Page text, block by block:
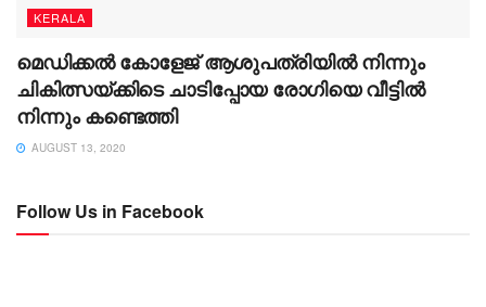
KERALA
മെഡിക്കൽ കോളേജ് ആശുപത്രിയിൽ നിന്നും
ചികിത്സയ്ക്കിടെ ചാടിപ്പോയ രോഗിയെ വീട്ടിൽ
നിന്നും കണ്ടെത്തി
AUGUST 13, 2020
Follow Us in Facebook